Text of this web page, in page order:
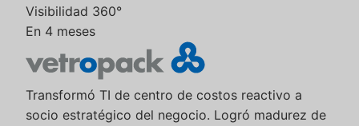
Visibilidad 360°
En 4 meses
Transformó TI de centro de costos reactivo a
socio estratégico del negocio. Logró madurez de